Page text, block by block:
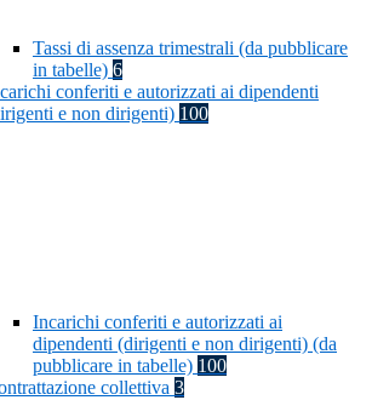
Tassi di assenza trimestrali (da pubblicare
in tabelle) 6
conferiti e autorizzati ai dipendenti
e non dirigenti) 100
Incarichi conferiti e autorizzati ai
dipendenti (dirigenti e non dirigenti) (da
pubblicare in tabelle) 100
collettiva 3